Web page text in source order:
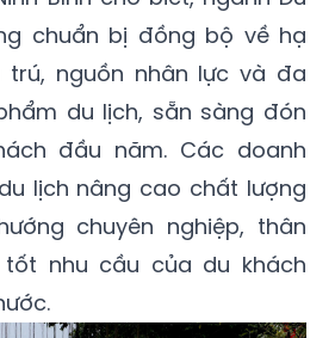
chuẩn bị đồng bộ về hạ
nguồn nhân lực và đa
du lịch, sẵn sàng đón
đầu năm. Các doanh
lịch nâng cao chất lượng
chuyên nghiệp, thân
nhu cầu của du khách